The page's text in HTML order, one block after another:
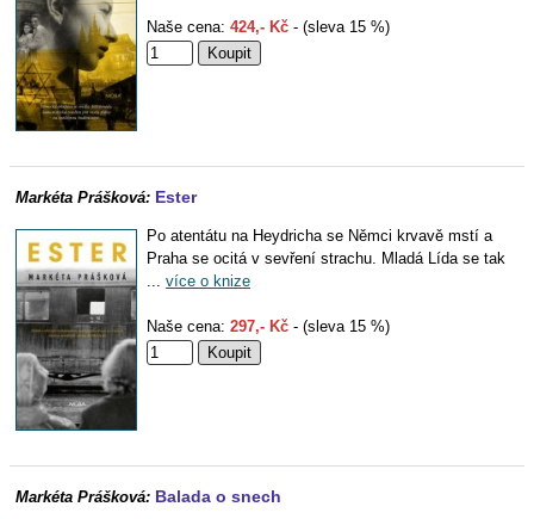
Naše cena: 424,- Kč - (sleva 15 %)
Markéta Prášková: Ester
Po atentátu na Heydricha se Němci krvavě mstí a
Praha se ocitá v sevření strachu. Mladá Lída se tak
... více o knize
Naše cena: 297,- Kč - (sleva 15 %)
Markéta Prášková: Balada o snech